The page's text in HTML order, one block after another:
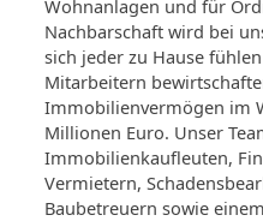
Wohnanlagen und für
Nachbarschaft wird bei
sich jeder zu Hause
Mitarbeitern
Immobilienvermögen im
Millionen Euro. Unser
Immobilienkaufleuten,
Vermietern,
Baubetreuern sowie